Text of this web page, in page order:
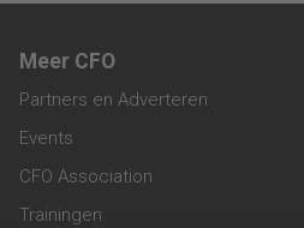
Meer CFO
Partners en Adverteren
Events
CFO Association
Trainingen